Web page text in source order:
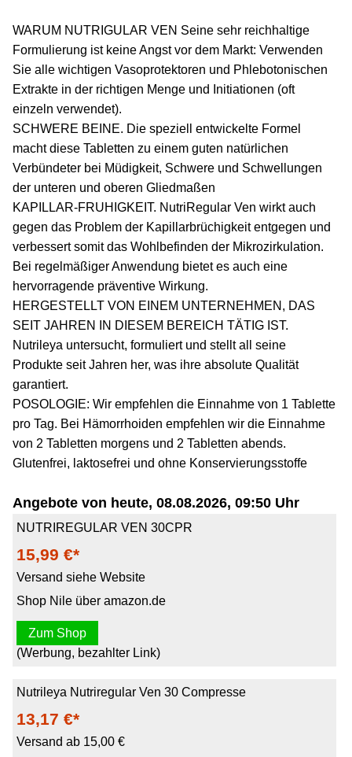
WARUM NUTRIGULAR VEN Seine sehr reichhaltige
Formulierung ist keine Angst vor dem Markt: Verwenden
Sie alle wichtigen Vasoprotektoren und Phlebotonischen
Extrakte in der richtigen Menge und Initiationen (oft
einzeln verwendet).
SCHWERE BEINE. Die speziell entwickelte Formel
macht diese Tabletten zu einem guten natürlichen
Verbündeter bei Müdigkeit, Schwere und Schwellungen
der unteren und oberen Gliedmaßen
KAPILLAR-FRUHIGKEIT. NutriRegular Ven wirkt auch
gegen das Problem der Kapillarbrüchigkeit entgegen und
verbessert somit das Wohlbefinden der Mikrozirkulation.
Bei regelmäßiger Anwendung bietet es auch eine
hervorragende präventive Wirkung.
HERGESTELLT VON EINEM UNTERNEHMEN, DAS
SEIT JAHREN IN DIESEM BEREICH TÄTIG IST.
Nutrileya untersucht, formuliert und stellt all seine
Produkte seit Jahren her, was ihre absolute Qualität
garantiert.
POSOLOGIE: Wir empfehlen die Einnahme von 1 Tablette
pro Tag. Bei Hämorrhoiden empfehlen wir die Einnahme
von 2 Tabletten morgens und 2 Tabletten abends.
Glutenfrei, laktosefrei und ohne Konservierungsstoffe
Angebote von heute, 08.08.2026, 09:50 Uhr
NUTRIREGULAR VEN 30CPR
15,99 €*
Versand siehe Website
Shop Nile über amazon.de
Zum Shop
(Werbung, bezahlter Link)
Nutrileya Nutriregular Ven 30 Compresse
13,17 €*
Versand ab 15,00 €